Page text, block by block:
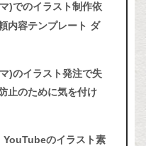
)でのイラスト制作依
内容テンプレート ダ
)のイラスト発注で失
止のために気を付け
YouTubeのイラスト素